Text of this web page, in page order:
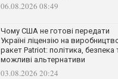
06.08.2026 08:49
Чому США не готові передати
Україні ліцензію на
ракет Patriot: політика, безпека
можливі альтернативи
03.08.2026 20:24